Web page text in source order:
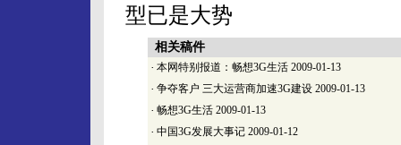
型已是大势
相关稿件
· 本网特别报道：畅想3G生活 2009-01-13
· 争夺客户 三大运营商加速3G建设 2009-01-13
· 畅想3G生活 2009-01-13
· 中国3G发展大事记 2009-01-12